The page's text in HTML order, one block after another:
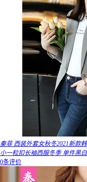
秦菲 西装外套女秋冬2021新款
小一粒扣长袖西服冬季 单件黑
0条评价